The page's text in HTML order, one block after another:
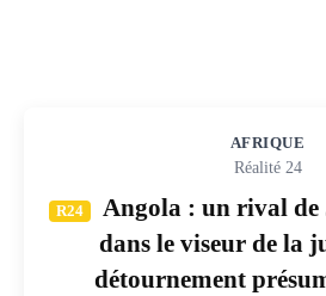
AFRIQUE
Réalité 24
R24
Angola : un rival de
dans le viseur de la
détournement